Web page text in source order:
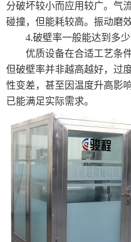
制冷机
分破坏较小而应用较广。气
碰撞，但能耗较高。振动磨
4.破壁率一般能达到多少
优质设备在合适工艺条件
但破壁率并非越高越好，过
性变差，甚至因温度升高影
已能满足实际需求。